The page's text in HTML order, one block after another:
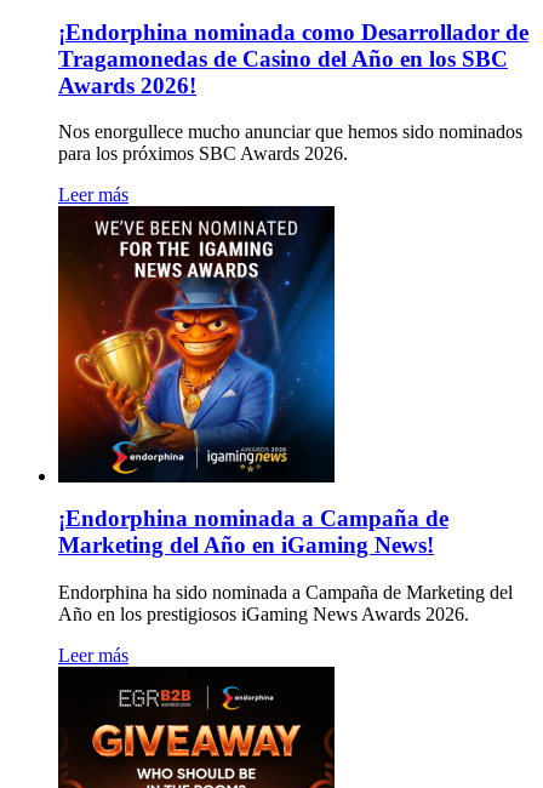
¡Endorphina nominada como Desarrollador de
Tragamonedas de Casino del Año en los SBC
Awards 2026!
Nos enorgullece mucho anunciar que hemos sido nominados
para los próximos SBC Awards 2026.
Leer más
¡Endorphina nominada a Campaña de
Marketing del Año en iGaming News!
Endorphina ha sido nominada a Campaña de Marketing del
Año en los prestigiosos iGaming News Awards 2026.
Leer más